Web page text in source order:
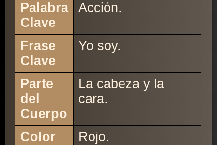
Palabra
Clave
Acción.
Frase
Clave
Yo soy.
Parte
del
Cuerpo
La cabeza y la
cara.
Color
Rojo.